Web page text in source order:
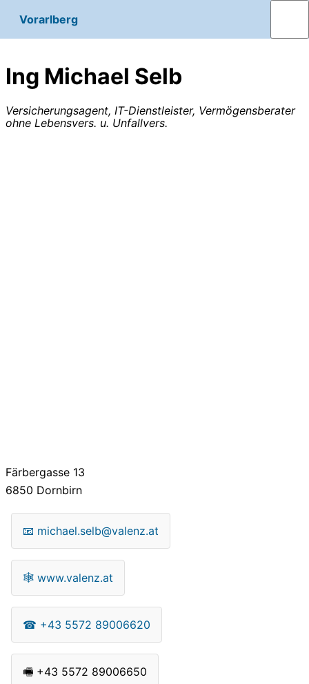
Vorarlberg
Ing Michael Selb
Versicherungsagent, IT-Dienstleister, Vermögensberater
ohne Lebensvers. u. Unfallvers.
Färbergasse 13
6850 Dornbirn
📧 michael.selb@valenz.at
🕸 www.valenz.at
☎ +43 5572 89006620
🖷 +43 5572 89006650